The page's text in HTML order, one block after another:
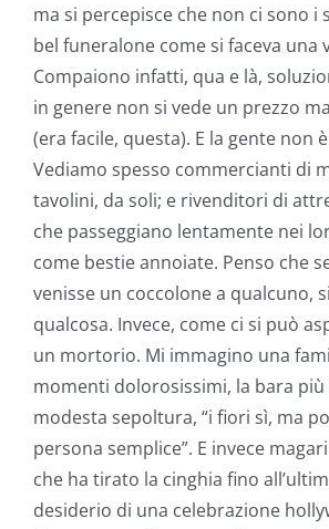
ma si percepisce che non ci sono i
bel funeralone come si faceva una
Compaiono infatti, qua e là,
in genere non si vede un prezzo
(era facile, questa). E la gente non
Vediamo spesso commercianti di
tavolini, da soli; e rivenditori di
che passeggiano lentamente nei
come bestie annoiate. Penso che
venisse un coccolone a qualcuno,
qualcosa. Invece, come ci si può
un mortorio. Mi immagino una
momenti dolorosissimi, la bara più
modesta sepoltura, “i fiori sì, ma
persona semplice”. E invece
che ha tirato la cinghia fino
desiderio di una celebrazione